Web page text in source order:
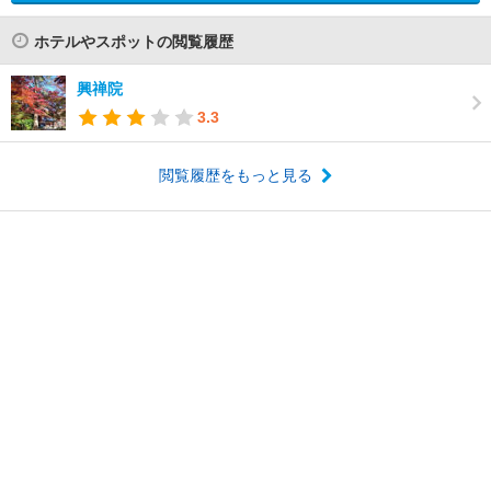
ホテルやスポットの閲覧履歴
興禅院
3.3
閲覧履歴をもっと見る